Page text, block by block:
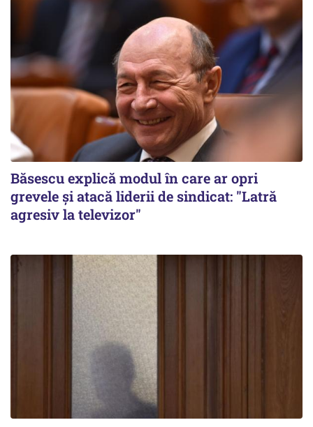
Băsescu explică modul în care ar opri
grevele și atacă liderii de sindicat: "Latră
agresiv la televizor"